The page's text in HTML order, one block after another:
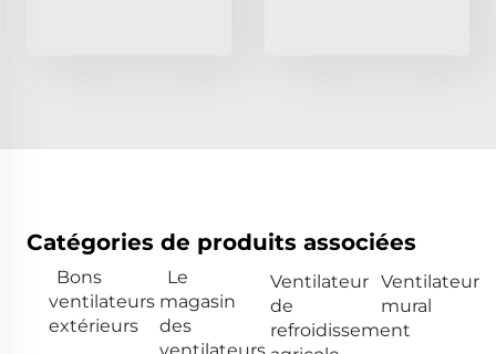
Catégories de produits associées
Bons
ventilateurs
extérieurs
Le
magasin
des
ventilateurs
Ventilateur
de
refroidissement
Ventilateur
mural